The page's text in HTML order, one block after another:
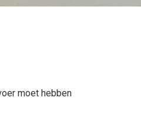
moet hebben